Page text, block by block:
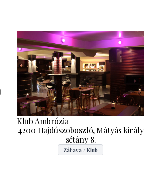
Klub Ambrózia
4200 Hajdúszoboszló, Mátyás király
sétány 8.
Zábava / Klub